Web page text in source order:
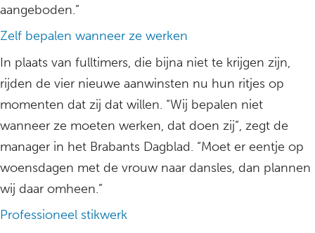
aangeboden.”
Zelf bepalen wanneer ze werken
In plaats van fulltimers, die bijna niet te krijgen zijn,
rijden de vier nieuwe aanwinsten nu hun ritjes op
momenten dat zij dat willen. “Wij bepalen niet
wanneer ze moeten werken, dat doen zij”, zegt de
manager in het Brabants Dagblad. “Moet er eentje op
woensdagen met de vrouw naar dansles, dan plannen
wij daar omheen.”
Professioneel stikwerk